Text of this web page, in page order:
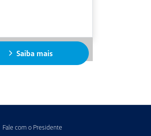
Saiba mais
Fale com o Presidente